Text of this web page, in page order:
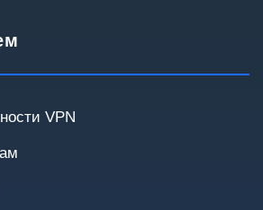
оптимальную архитектуру.
VPN